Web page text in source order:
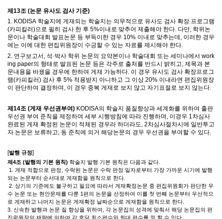
제 13조 (논문 유사도 검사 기준)
1. KODISA 학술지에 게재되는 학술지는 의무적으로 유사도 검사 확장 프로그램
(카피킬러)으로 필히 검사 한 후 5%이내로 맞추어 제출해야 한다. 다만, 학위논
문이나 학술대회 발표논문 등 부득이한 경우 10% 이내로 맞추는데 , 이러한 경우
에는 이에 대한 편집위원장이 수긍할 수 있는 자료를 제시해야 한다.
2. 연구보고서 석·박사 학위 논문의 요약본이나 학술대회 또는 세미나에서 work
ing paper의 형태로 발표된 논문 등은 각주로 출처를 반드시 밝히고 제목과 본
문내용을 바꿨을 경우에 한하여 게재 가능하다 이 경우 유사도 검사 확장프로그
램(카피킬러) 검사 후 5% 적용받지 아니하고 그 이상 20% 이내라면 편집위원장
이 판단하여 결정하며, 이 경우 중복 게재로 보지 않고 자기표절로 보지 않는다
제 14조 (게재 우선권부여) KODISA의 학술지 품질향상과 세계화를 위하여 출판
우선권 부여 준칙을 제정하여 세부 시행방침에 따라 진행하며, 이경우 1차심사
완료된 게재 확정된 논문이 적체된 경우라 하더라도, 2차심사절차시에 일반투고
자 논문은 보류하고, 동 준칙에 의거 해당논문의 경우 우선권을 부여할 수 있다.
[발행 규정]
제 4조 (발행의 기본 원칙) 학술지 발행 기본 원칙은 다음과 같다.
1. 게재 적합으로 판정, 수락된 논문은 수락 판정 일자로부터 가장 가까운 시기에 발행
되는 논문부터 순서대로 게재함을 원칙으로 한다.
2. 상기의 기준에도 불구하고 필요에 따라서 게재확정논문 중 편집위원회가 판단한 우
수 논문 또는 현안문제를 다룬 1편의 논문을 선정하여 이를 첫 번째 논문부터 우선적으
로 게재하고 나머지 논문은 게재확정 날짜순으로 게재함을 원칙으로 한다.
3. 신속한 발행과 논문 질 향상을 위하여 , 각 논문집의 성격에 맞춰서 해당 논문집의 편
집위원장의 재량에 의하여 각 호당 최소편수와 최대 편수를 정 할 수 있다